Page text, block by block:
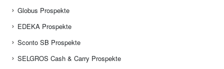
Globus Prospekte
EDEKA Prospekte
Sconto SB Prospekte
SELGROS Cash & Carry Prospekte